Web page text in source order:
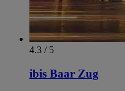
4.3 / 5
ibis Baar Zug